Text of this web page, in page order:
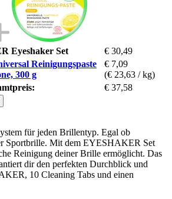
Eyeshaker Set
€ 30,49
Reinigungspaste
300 g
€ 7,09
(€ 23,63 / kg)
€ 37,58
für jeden Brillentyp. Egal ob
Sportbrille. Mit dem EYESHAKER Set
Reinigung deiner Brille ermöglicht. Das
dir den perfekten Durchblick und
10 Cleaning Tabs und einen